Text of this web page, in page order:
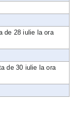
de 28 iulie la ora
de 30 iulie la ora